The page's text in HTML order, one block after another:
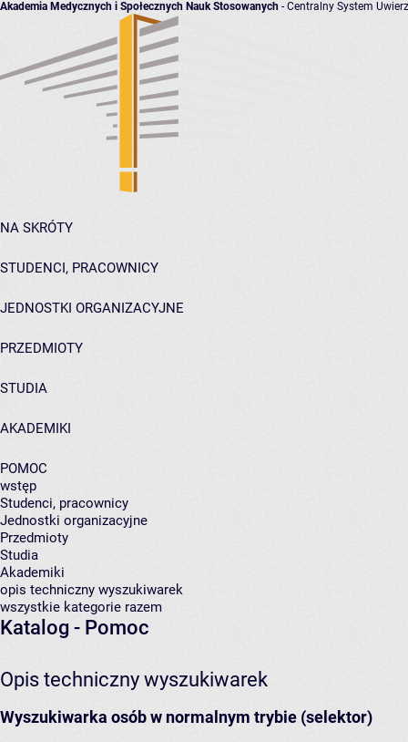
Akademia Medycznych i Społecznych Nauk Stosowanych - Centralny System
NA SKRÓTY
STUDENCI, PRACOWNICY
JEDNOSTKI ORGANIZACYJNE
PRZEDMIOTY
STUDIA
AKADEMIKI
POMOC
wstęp
Studenci, pracownicy
Jednostki organizacyjne
Przedmioty
Studia
Akademiki
opis techniczny wyszukiwarek
wszystkie kategorie razem
Katalog - Pomoc
Opis techniczny wyszukiwarek
Wyszukiwarka osób w normalnym trybie (selektor)